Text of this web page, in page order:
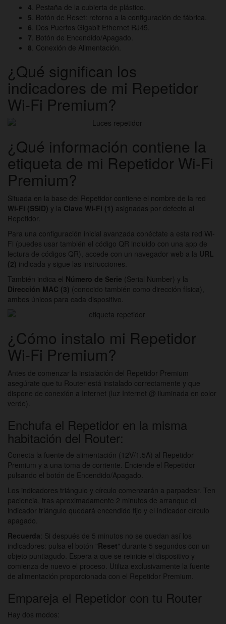
4. Pestaña de la cubierta de plástico.
5. Botón de Reset: retorno a la configuración de fábrica.
6. Dos Puertos Gigabit Ethernet RJ45.
7. Botón de Encendido/Apagado.
8. Conexión de Alimentación.
¿Qué significan los
indicadores de mi Repetidor
Wi-Fi Premium?
¿Qué información contiene la
etiqueta de mi Repetidor Wi-Fi
Premium?
Situada en la base del Repetidor contiene el nombre de la red
Wi-Fi (SSID) y la Clave Wi-Fi (1) asignadas por defecto al
Repetidor.
Para una configuración inicial avanzada conéctate a esta red Wi-
Fi (puedes usar también el código QR incluido con una app de
lectura de códigos QR), accede con un navegador web a la URL
(2) indicada y sigue las instrucciones.
También indica el Número de Serie (Serial Number) y la
Dirección MAC (3) (conocido también como dirección física),
ambos únicos para cada dispositivo.
¿Cómo instalo mi Repetidor
Wi-Fi Premium?
Antes de comenzar la instalación del Repetidor Premium
asegúrate que tu Router está instalado correctamente y que
dispone de conexión a Internet (luz Internet @ iluminada en color
verde).
Enchufa el Repetidor en la misma
habitación del Router:
Conecta la fuente de alimentación (12V/1.5A) al Repetidor
Premium y a una toma de corriente. Enciende el Repetidor
pulsando el botón de Encendido/Apagado.
Los indicadores triángulo y círculo comenzarán a parpadear. Ten
paciencia, tras aproximadamente 2 minutos de arranque el
indicador triángulo quedará encendido fijo y el indicador círculo
apagado.
Recuerda: Si después de 5 minutos no se quedan así los
indicadores: pulsa el botón "Reset" durante 5 segundos con un
objeto puntiagudo. Espera a que se reinicie el dispositivo y
comienza de nuevo el proceso. Utiliza exclusivamente la fuente
de alimentación proporcionada con el Repetidor Premium.
Empareja el Repetidor con tu Router
Hay dos modos: